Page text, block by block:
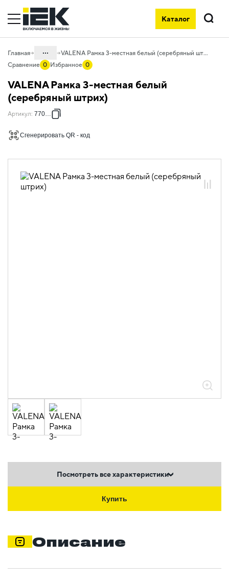
Каталог
Поиск
Главная ...
06. Изделия электроустановочные,
удлинители и силовые разъемы
06.01 Электроустановочные изделия
06.01.14 Электроустановочные
06.01.14.ХХ Продукция, выведенная из
VALENA Рамка 3-местная белый (серебряный штрих)
Сравнение 0 Избранное 0
VALENA Рамка 3-местная белый
(серебряный штрих)
Артикул: 770493
Сгенерировать QR - код
Посмотреть все характеристики
Купить
Описание